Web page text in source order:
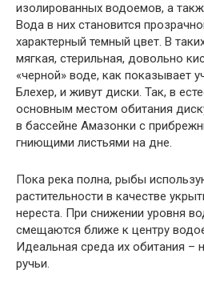
изолированных водоемов, а
Вода в них становится
характерный темный цвет. В
мягкая, стерильная, довольно
«черной» воде, как показывает
Блехер, и живут диски. Так, в
основным местом обитания
в бассейне Амазонки с
гниющими листьями на дне.
Пока река полна, рыбы
растительности в качестве
нереста. При снижении уровня
смещаются ближе к центру
Идеальная среда их обитания –
ручьи.